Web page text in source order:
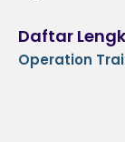
Daftar
Operation